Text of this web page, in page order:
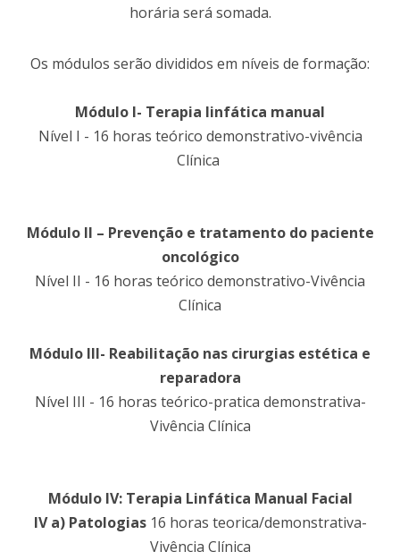
horária será somada.
Os módulos serão divididos em níveis de formação:
Módulo I- Terapia linfática manual
Nível I - 16 horas teórico demonstrativo-vivência
Clínica
Módulo II – Prevenção e tratamento do paciente
oncológico
Nível II - 16 horas teórico demonstrativo-Vivência
Clínica
Módulo III- Reabilitação nas cirurgias estética e
reparadora
Nível III - 16 horas teórico-pratica demonstrativa-
Vivência Clínica
Módulo IV: Terapia Linfática Manual Facial
IV a) Patologias 16 horas teorica/demonstrativa-
Vivência Clínica